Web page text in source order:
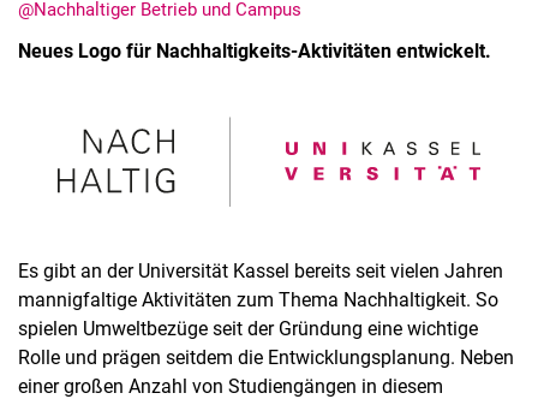
@Nachhaltiger Betrieb und Campus
Neues Logo für Nachhaltigkeits-Aktivitäten entwickelt.
Es gibt an der Universität Kassel bereits seit vielen Jahren
mannigfaltige Aktivitäten zum Thema Nachhaltigkeit. So
spielen Umweltbezüge seit der Gründung eine wichtige
Rolle und prägen seitdem die Entwicklungsplanung. Neben
einer großen Anzahl von Studiengängen in diesem